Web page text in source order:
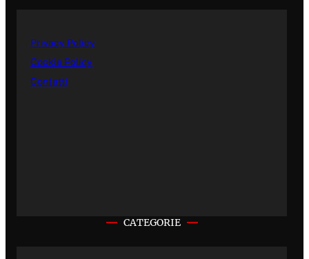
Privacy Policy
Cookie Policy
Contatti
CATEGORIE